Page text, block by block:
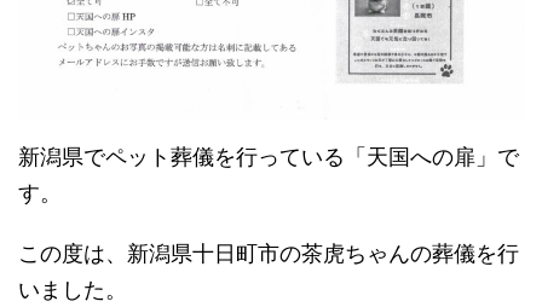
新潟県でペット葬儀を行っている「天国への扉」で
す。
この度は、新潟県十日町市の茶虎ちゃんの葬儀を行
いました。